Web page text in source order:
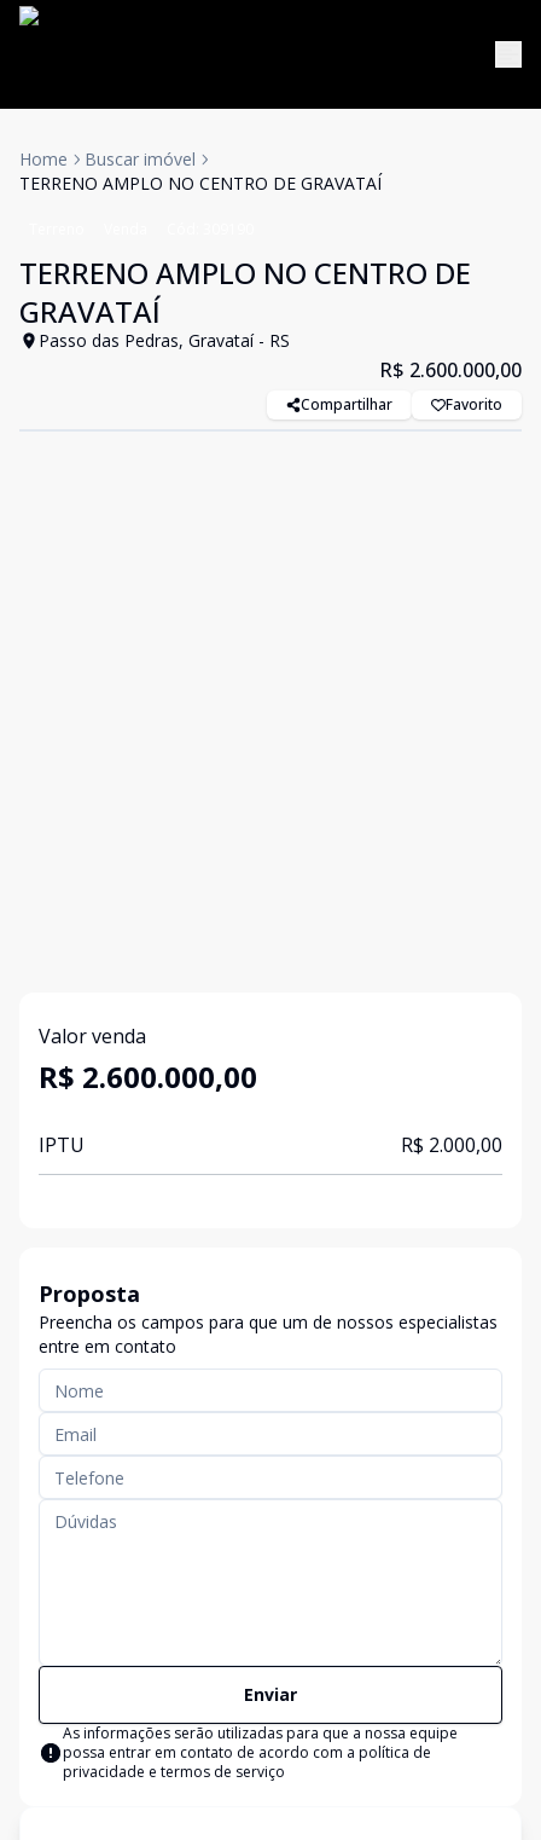
Home
Buscar imóvel
TERRENO AMPLO NO CENTRO DE GRAVATAÍ
TERRENO AMPLO NO CENTRO DE
GRAVATAÍ
Passo das Pedras, Gravataí - RS
R$ 2.600.000,00
Compartilhar Favorito
Valor venda
R$ 2.600.000,00
IPTU R$ 2.000,00
Proposta
Preencha os campos para que um de nossos especialistas
entre em contato
Enviar
As informações serão utilizadas para que a nossa equipe
possa entrar em contato de acordo com a política de
privacidade e termos de serviço